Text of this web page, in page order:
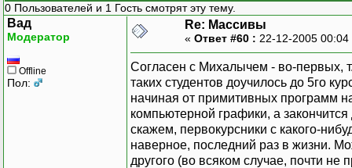
0 Пользователей и 1 Гость смотрят эту тему.
Вад
Модератор
Offline
Пол:
Re: Массивы
« Ответ #60 : 22-12-2005
Согласен с Михалычем - во-первых,
таких студентов доучилось до 5го
начиная от примитивных программ
компьютерной графики, а
скажем, первокурсники с какого-
наверное, последний раз в жизни.
другого (во всяком случае, почти не